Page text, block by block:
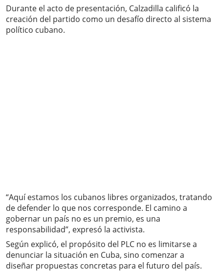
Durante el acto de presentación, Calzadilla calificó la
creación del partido como un desafío directo al sistema
político cubano.
“Aquí estamos los cubanos libres organizados, tratando
de defender lo que nos corresponde. El camino a
gobernar un país no es un premio, es una
responsabilidad”, expresó la activista.
Según explicó, el propósito del PLC no es limitarse a
denunciar la situación en Cuba, sino comenzar a
diseñar propuestas concretas para el futuro del país.